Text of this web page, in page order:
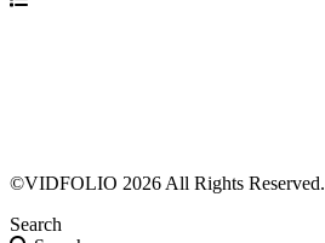
©VIDFOLIO 2026 All Rights Reserved.
Search